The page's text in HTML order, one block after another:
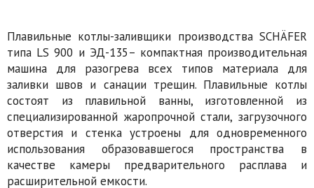
Плавильные котлы-заливщики производства SCHÄFER
типа LS 900 и ЭД-135– компактная производительная
машина для разогрева всех типов материала для
заливки швов и санации трещин. Плавильные котлы
состоят из плавильной ванны, изготовленной из
специализированной жаропрочной стали, загрузочного
отверстия и стенка устроены для одновременного
использования образовавшегося пространства в
качестве камеры предварительного расплава и
расширительной емкости.